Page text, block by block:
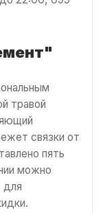
травой
связки от
пять
можно
для